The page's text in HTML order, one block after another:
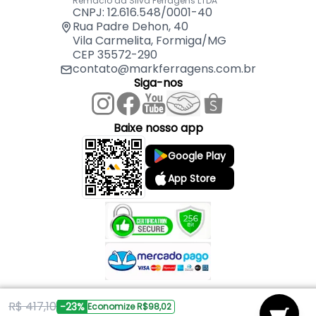
R$ 417,10 -23% Economize R$98,02
CNPJ: 12.616.548/0001-40
Rua Padre Dehon, 40
Vila Carmelita, Formiga/MG
CEP 35572-290
contato@markferragens.com.br
Siga-nos
Baixe nosso app
Google Play
App Store
Copyright © 2026 Mark Ferragens. Todos os direitos reservados.